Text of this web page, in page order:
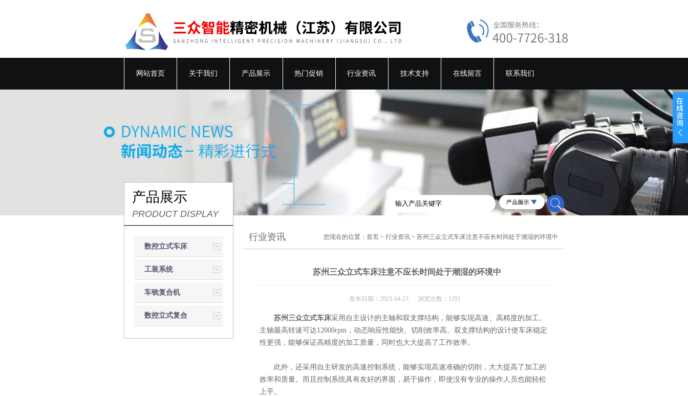
网站首页 关于我们 产品展示 热门促销 行业资讯 技术支持 在线留言 联系我们
产品展示
PRODUCT DISPLAY
数控立式车床
工装系统
车铣复合机
数控立式复合
行业资讯 您现在的位置：首页 >行业资讯 > 苏州三众立式车床注意不应长时间处于潮湿的环境中
苏州三众立式车床注意不应长时间处于潮湿的环境中
发布日期：2023-04-23 浏览次数：1291
苏州三众立式车床采用自主设计的主轴和双支撑结构，能够实现高速、高精度的加工。
主轴最高转速可达12000rpm，动态响应性能快、切削效率高。双支撑结构的设计使车床稳定
性更强，能够保证高精度的加工质量，同时也大大提高了工作效率。
此外，还采用自主研发的高速控制系统，能够实现高速准确的切削，大大提高了加工的
效率和质量。而且控制系统具有友好的界面，易于操作，即使没有专业的操作人员也能轻松
上手。